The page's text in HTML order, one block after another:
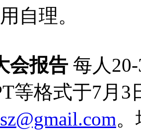
自理。
会报告每人20-
等格式于7月3